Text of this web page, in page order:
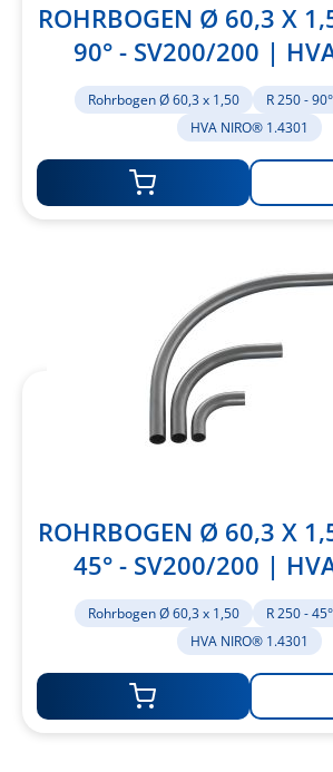
ROHRBOGEN Ø 60,3 X
90° - SV200/200 |
1.4301
Rohrbogen Ø 60,3 x 1,50
R 250 -
HVA NIRO® 1.4301
ROHRBOGEN Ø 60,3 X
45° - SV200/200 |
1.4301
Rohrbogen Ø 60,3 x 1,50
R 250 -
HVA NIRO® 1.4301